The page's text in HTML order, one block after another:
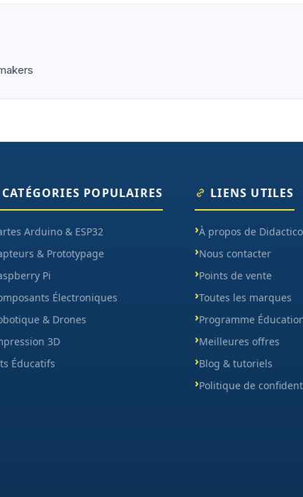
CATÉGORIES POPULAIRES
Arduino & ESP32
& Prototypage
Pi
Électroniques
& Drones
3D
Éducatifs
LIENS UTILES
À propos de Didactico
Nous contacter
Points de vente
Toutes les marques
Programme
Meilleures offres
Blog & tutoriels
Politique de